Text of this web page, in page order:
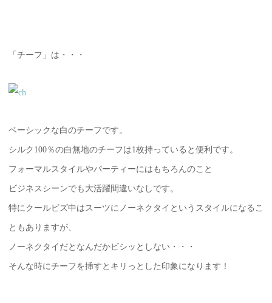
「チーフ」は・・・
ベーシックな白のチーフです。
シルク100％の白無地のチーフは1枚持っていると便利です。
フォーマルスタイルやパーティーにはもちろんのこと
ビジネスシーンでも大活躍間違いなしです。
特にクールビズ中はスーツにノーネクタイというスタイルになるこ
ともありますが、
ノーネクタイだとなんだかビシッとしない・・・
そんな時にチーフを挿すとキリっとした印象になります！